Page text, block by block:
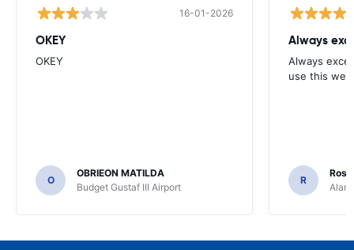
16-01-2026
OKEY
OKEY
O
OBRIEON MATILDA
Budget Gustaf III Airport
Always
Always
use this
R